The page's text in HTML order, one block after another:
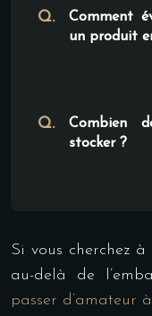
Comment
un produit
Combien
stocker ?
Si vous cherchez
au-delà de
passer d’amateur